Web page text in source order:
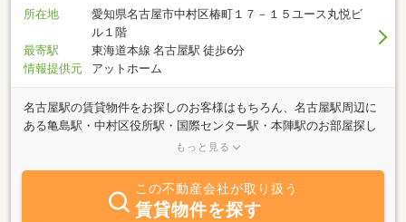
す。もちろん不動産売却の相談・査定は無料・秘密厳守いたしま
す！「まずは話を聞いてほしい」という方も、お気軽にお問い合わ
せください。
所在地
愛知県名古屋市中村区椿町１７－１５ユース丸悦ビ
ル１階
最寄駅
東海道本線 名古屋駅 徒歩6分
情報提供元
アットホーム
名古屋駅の賃貸物件をお探しのお客様はもちろん、名古屋駅周辺に
ある亀島駅・中村区役所駅・国際センター駅・本陣駅のお部屋探し
は、エムホーム名古屋駅店にお任せ下さい！エムホームのみのご紹
もっと見る
この不動産会社が取り扱う
賃貸物件を探す